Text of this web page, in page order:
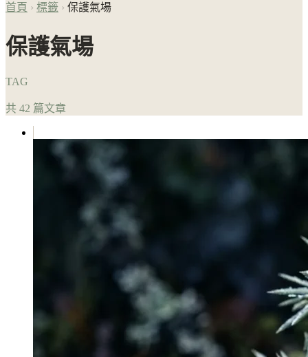
首頁 › 標籤 › 保護氣場
保護氣場
TAG
共 42 篇文章